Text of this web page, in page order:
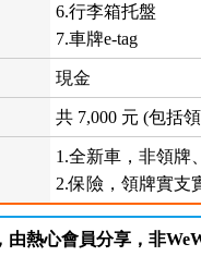
6.行李箱托盤
7.車牌e-tag
現金
共 7,000 元 (包括
1.全新車，非領牌
2.保險，領牌實支
熱心會員分享，非